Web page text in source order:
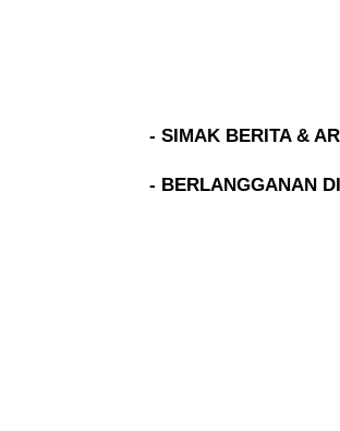
- SIMAK BERITA &
- BERLANGGANAN